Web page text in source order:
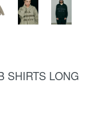
SHIRTS LONG